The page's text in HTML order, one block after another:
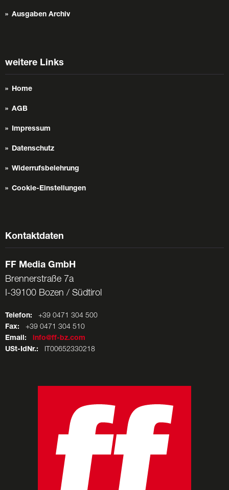
Ausgaben Archiv
weitere Links
Home
AGB
Impressum
Datenschutz
Widerrufsbelehrung
Cookie-Einstellungen
Kontaktdaten
FF Media GmbH
Brennerstraße 7a
I-39100 Bozen / Südtirol
Telefon: +39 0471 304 500
Fax: +39 0471 304 510
Email:
info@ff-bz.com
USt-IdNr.: IT00652330218